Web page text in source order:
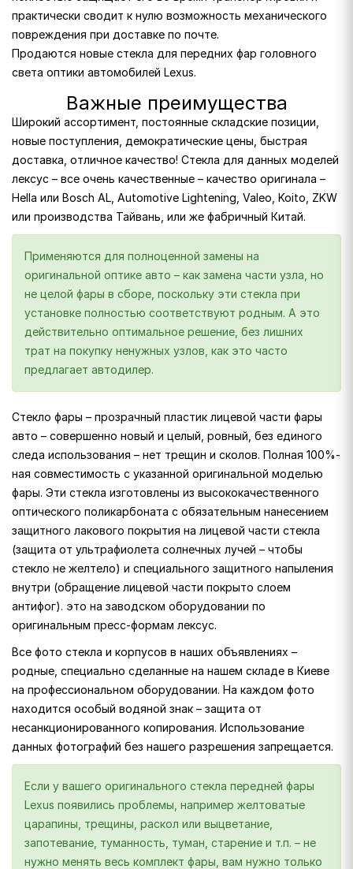
практически сводит к нулю возможность механического
повреждения при доставке по почте.
Продаются новые стекла для передних фар головного
света оптики автомобилей Lexus.
Важные преимущества
Широкий ассортимент, постоянные складские позиции,
новые поступления, демократические цены, быстрая
доставка, отличное качество! Стекла для данных моделей
лексус – все очень качественные – качество оригинала –
Hella или Bosch AL, Automotive Lightening, Valeo, Koito, ZKW
или производства Тайвань, или же фабричный Китай.
Применяются для полноценной замены на
оригинальной оптике авто – как замена части узла, но
не целой фары в сборе, поскольку эти стекла при
установке полностью соответствуют родным. А это
действительно оптимальное решение, без лишних
трат на покупку ненужных узлов, как это часто
предлагает автодилер.
Стекло фары – прозрачный пластик лицевой части фары
авто – совершенно новый и целый, ровный, без единого
следа использования – нет трещин и сколов. Полная 100%-
ная совместимость с указанной оригинальной моделью
фары. Эти стекла изготовлены из высококачественного
оптического поликарбоната с обязательным нанесением
защитного лакового покрытия на лицевой части стекла
(защита от ультрафиолета солнечных лучей – чтобы
стекло не желтело) и специального защитного напыления
внутри (обращение лицевой части покрыто слоем
антифог). это на заводском оборудовании по
оригинальным пресс-формам лексус.
Все фото стекла и корпусов в наших объявлениях –
родные, специально сделанные на нашем складе в Киеве
на профессиональном оборудовании. На каждом фото
находится особый водяной знак – защита от
несанкционированного копирования. Использование
данных фотографий без нашего разрешения запрещается.
Если у вашего оригинального стекла передней фары
Lexus появились проблемы, например желтоватые
царапины, трещины, раскол или выцветание,
запотевание, туманность, туман, старение и т.п. – не
нужно менять весь комплект фары, вам нужно только